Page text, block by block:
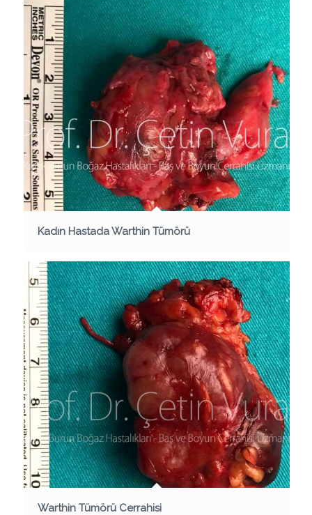
Kadın Hastada Warthin Tümörü
Warthin Tümörü Cerrahisi